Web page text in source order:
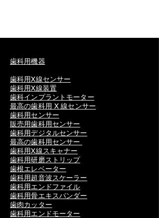
歯科用機器
歯科用X線センサー
歯科用X線装置
歯科インプラントモーター
最高の歯科用 X 線センサー
歯科用センサー
販売用歯科用センサー
歯科用デジタルセンサー
最高の歯科用センサー
歯科用X線スキャナー
歯科用研磨ストリップ
歯根エレベーター
歯科用超音波スケーラー
歯科用エンドファイル
歯科用骨エキスパンダー
歯肉カッター
歯科用エンドモーター